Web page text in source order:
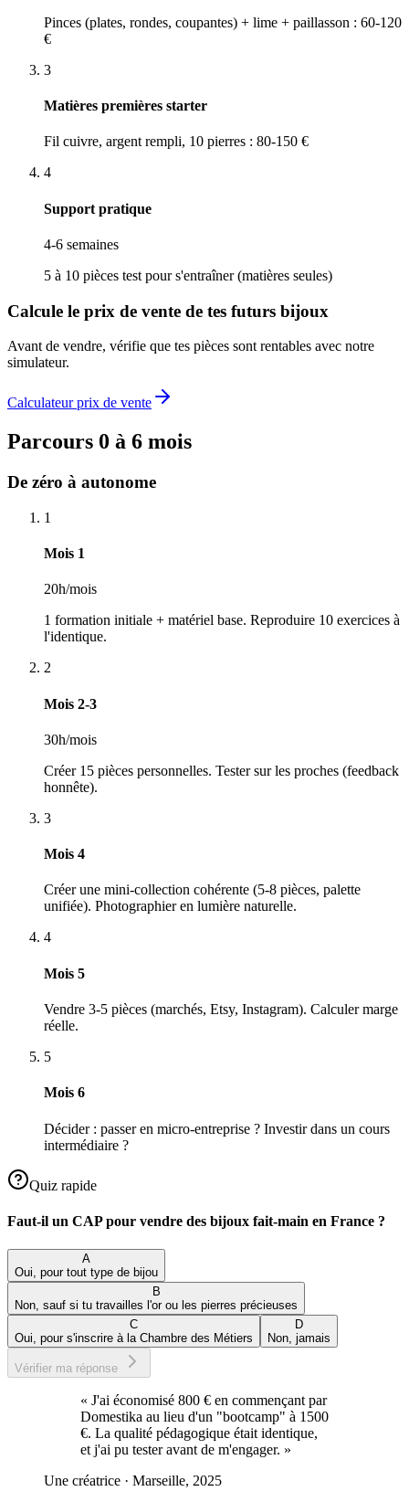
Pinces (plates, rondes, coupantes) + lime + paillasson : 60-120
€
3
Matières premières starter
Fil cuivre, argent rempli, 10 pierres : 80-150 €
4
Support pratique
4-6 semaines
5 à 10 pièces test pour s'entraîner (matières seules)
Calcule le prix de vente de tes futurs bijoux
Avant de vendre, vérifie que tes pièces sont rentables avec notre
simulateur.
Calculateur prix de vente
Parcours 0 à 6 mois
De zéro à autonome
1
Mois 1
20h/mois
1 formation initiale + matériel base. Reproduire 10 exercices à
l'identique.
2
Mois 2-3
30h/mois
Créer 15 pièces personnelles. Tester sur les proches (feedback
honnête).
3
Mois 4
Créer une mini-collection cohérente (5-8 pièces, palette
unifiée). Photographier en lumière naturelle.
4
Mois 5
Vendre 3-5 pièces (marchés, Etsy, Instagram). Calculer marge
réelle.
5
Mois 6
Décider : passer en micro-entreprise ? Investir dans un cours
intermédiaire ?
Quiz rapide
Faut-il un CAP pour vendre des bijoux fait-main en France ?
A
Oui, pour tout type de bijou
B
Non, sauf si tu travailles l'or ou les pierres précieuses
C
Oui, pour s'inscrire à la Chambre des Métiers
D
Non, jamais
Vérifier ma réponse
« J'ai économisé 800 € en commençant par
Domestika au lieu d'un "bootcamp" à 1500
€. La qualité pédagogique était identique,
et j'ai pu tester avant de m'engager. »
Une créatrice · Marseille, 2025